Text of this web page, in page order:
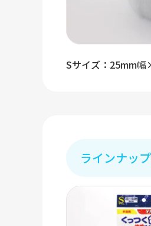
Sサイズ：25mm
ラインナップ